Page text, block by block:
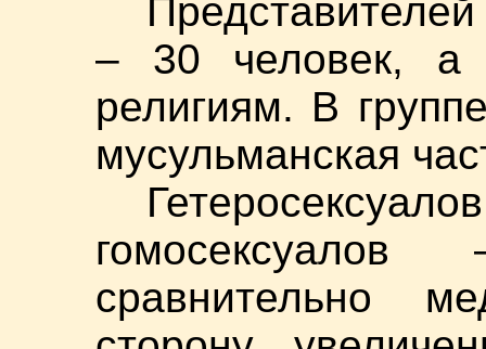
– 30 человек, а
религиям. В
мусульманская
сравнительно